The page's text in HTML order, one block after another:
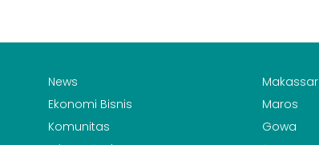
News
Ekonomi Bisnis
Komunitas
Makassar
Maros
Gowa